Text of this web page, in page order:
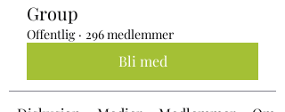
Group
Offentlig · 296 medlemmer
Bli med